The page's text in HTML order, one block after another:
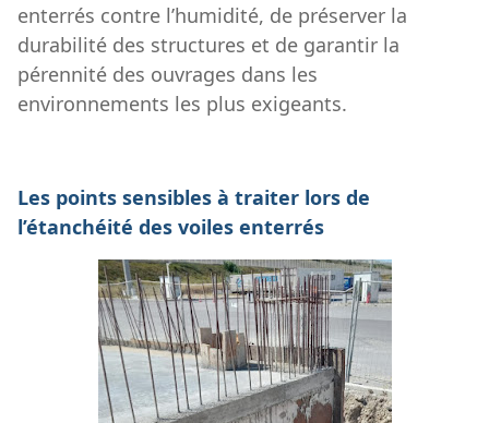
enterrés contre l’humidité, de préserver la
durabilité des structures et de garantir la
pérennité des ouvrages dans les
environnements les plus exigeants.
Les points sensibles à traiter lors de
l’étanchéité des voiles enterrés